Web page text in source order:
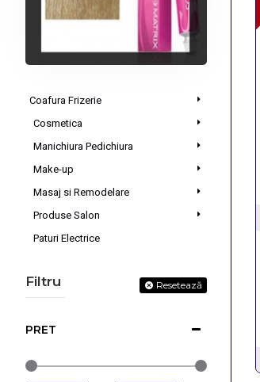
Coafura Frizerie
Cosmetica
Manichiura Pedichiura
Make-up
Masaj si Remodelare
Produse Salon
Paturi Electrice
Filtru Resetează
PRET